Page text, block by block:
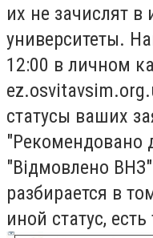
их не зачислят в
университеты.
12:00 в личном
статусы ваших
"Рекомендовано
"Відмовлено
разбирается в
иной статус,